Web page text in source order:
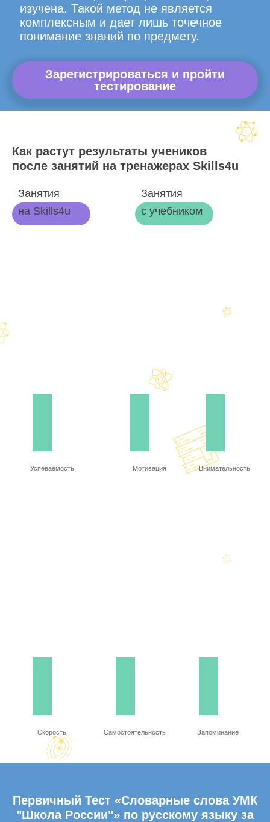
изучена. Такой метод не является
комплексным и дает лишь точечное
понимание знаний по предмету.
Зарегистрироваться и пройти
тестирование
Как растут результаты учеников
после занятий на тренажерах Skills4u
Занятия
на Skills4u
Занятия
с учебником
Успеваемость Мотивация Внимательность
Скорость Самостоятельность Запоминание
Первичный Тест «Словарные слова УМК
"Школа России"» по русскому языку за